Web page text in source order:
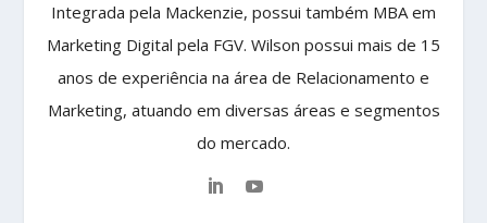
Integrada pela Mackenzie, possui também MBA em
Marketing Digital pela FGV. Wilson possui mais de 15
anos de experiência na área de Relacionamento e
Marketing, atuando em diversas áreas e segmentos
do mercado.